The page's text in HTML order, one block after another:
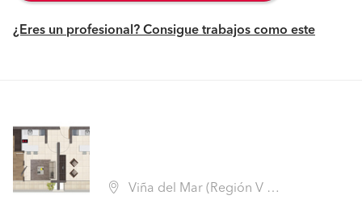
¿Eres un profesional? Consigue trabajos como este
Viña del Mar (Región V Valparaíso - Valparaíso)